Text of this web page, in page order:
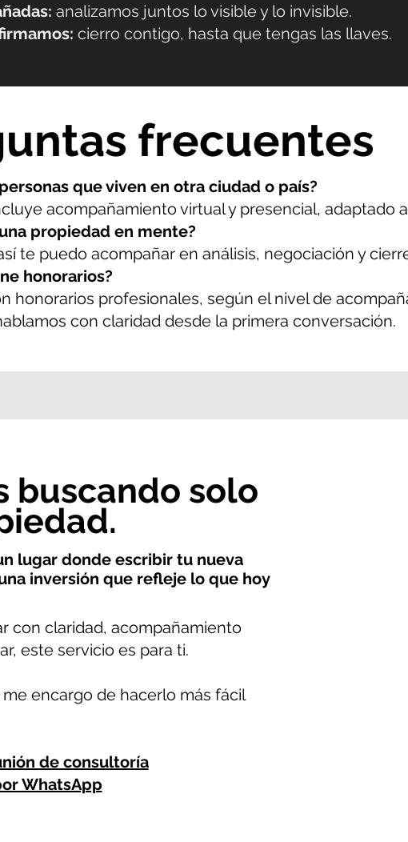
analizamos juntos lo visible y lo invisible.
cierro contigo, hasta que tengas las llaves.
frecuentes
que viven en otra ciudad o país?
acompañamiento virtual y presencial, adaptado
propiedad en mente?
te puedo acompañar en análisis, negociación y
honorarios?
honorarios profesionales, según el nivel de
con claridad desde la primera conversación.
buscando solo
con claridad, acompañamiento
este servicio es para ti.
encargo de hacerlo más fácil
de consultoría
WhatsApp
lugar donde escribir tu nueva
inversión que refleje lo que hoy